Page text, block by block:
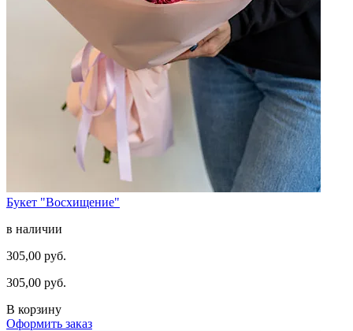
Букет "Восхищение"
в наличии
305,00 руб.
305,00 руб.
В корзину
Оформить заказ